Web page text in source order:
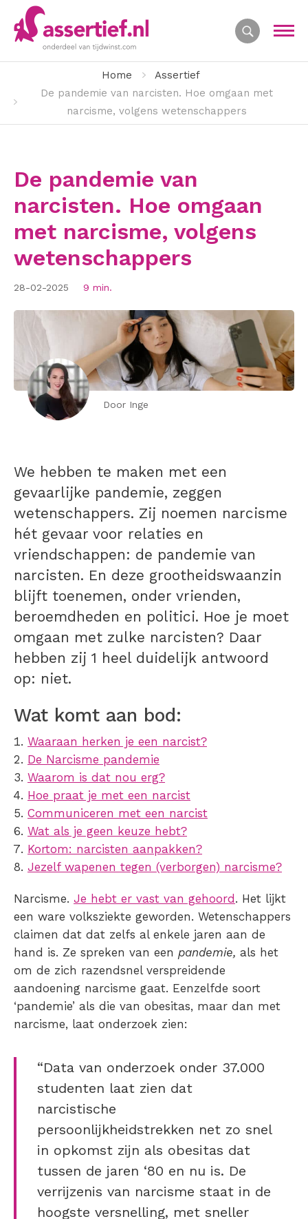
Home
Assertief
De pandemie van narcisten. Hoe omgaan met
narcisme, volgens wetenschappers
De pandemie van
narcisten. Hoe omgaan
met narcisme, volgens
wetenschappers
28-02-2025 9 min.
Door Inge
We hebben te maken met een
gevaarlijke pandemie, zeggen
wetenschappers. Zij noemen narcisme
hét gevaar voor relaties en
vriendschappen: de pandemie van
narcisten. En deze grootheidswaanzin
blijft toenemen, onder vrienden,
beroemdheden en politici. Hoe je moet
omgaan met zulke narcisten? Daar
hebben zij 1 heel duidelijk antwoord
op: niet.
Wat komt aan bod:
Waaraan herken je een narcist?
De Narcisme pandemie
Waarom is dat nou erg?
Hoe praat je met een narcist
Communiceren met een narcist
Wat als je geen keuze hebt?
Kortom: narcisten aanpakken?
Jezelf wapenen tegen (verborgen) narcisme?
Narcisme. Je hebt er vast van gehoord. Het lijkt
een ware volksziekte geworden. Wetenschappers
claimen dat dat zelfs al enkele jaren aan de
hand is. Ze spreken van een pandemie, als het
om de zich razendsnel verspreidende
aandoening narcisme gaat. Eenzelfde soort
‘pandemie’ als die van obesitas, maar dan met
narcisme, laat onderzoek zien:
“Data van onderzoek onder 37.000
studenten laat zien dat
narcistische
persoonlijkheidstrekken net zo snel
in opkomst zijn als obesitas dat
tussen de jaren ‘80 en nu is. De
verrijzenis van narcisme staat in de
hoogste versnelling, met sneller